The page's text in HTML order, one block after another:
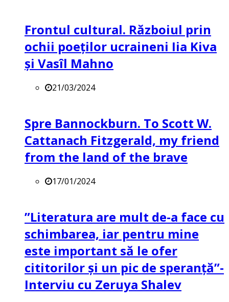
Frontul cultural. Războiul prin
ochii poeților ucraineni Iia Kiva
și Vasîl Mahno
21/03/2024
Spre Bannockburn. To Scott W.
Cattanach Fitzgerald, my friend
from the land of the brave
17/01/2024
”Literatura are mult de-a face cu
schimbarea, iar pentru mine
este important să le ofer
cititorilor și un pic de speranță”-
Interviu cu Zeruya Shalev